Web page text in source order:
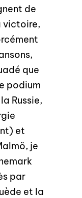
de
victoire,
que
podium
Russie,
et
je
par
et la